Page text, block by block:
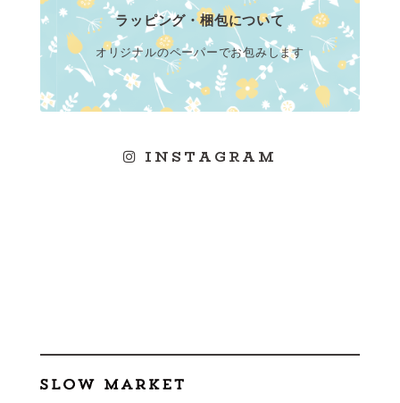
ラッピング・梱包について
オリジナルのペーパーでお包みします
INSTAGRAM